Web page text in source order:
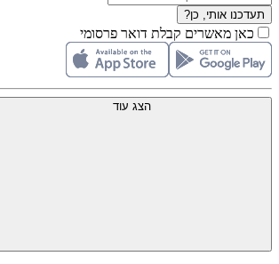
תעדכנו אותי, כן?
כאן מאשרים קבלת דואר פרסומי
הצג עוד